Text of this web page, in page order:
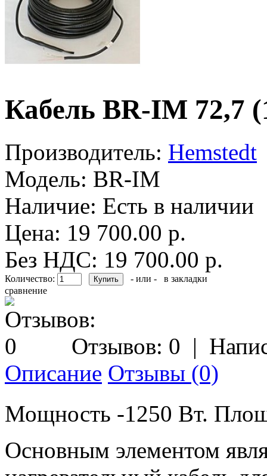
Кабель BR-IM 72,7
Производитель: Hemstedt
Модель: BR-IM
Наличие: Есть в наличии
Цена: 19 700.00 р.
Без НДС: 19 700.00 р.
Количество: - или -
в закладки
сравнение
Отзывов: 0 |
Описание Отзывы (0)
Мощность -1250 Вт.
Основным элементом